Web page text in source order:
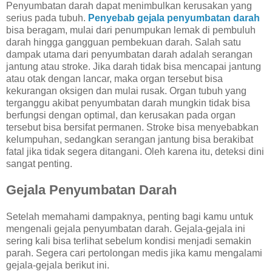
Penyumbatan darah dapat menimbulkan kerusakan yang
serius pada tubuh. Penyebab gejala penyumbatan darah
bisa beragam, mulai dari penumpukan lemak di pembuluh
darah hingga gangguan pembekuan darah. Salah satu
dampak utama dari penyumbatan darah adalah serangan
jantung atau stroke. Jika darah tidak bisa mencapai jantung
atau otak dengan lancar, maka organ tersebut bisa
kekurangan oksigen dan mulai rusak. Organ tubuh yang
terganggu akibat penyumbatan darah mungkin tidak bisa
berfungsi dengan optimal, dan kerusakan pada organ
tersebut bisa bersifat permanen. Stroke bisa menyebabkan
kelumpuhan, sedangkan serangan jantung bisa berakibat
fatal jika tidak segera ditangani. Oleh karena itu, deteksi dini
sangat penting.
Gejala Penyumbatan Darah
Setelah memahami dampaknya, penting bagi kamu untuk
mengenali gejala penyumbatan darah. Gejala-gejala ini
sering kali bisa terlihat sebelum kondisi menjadi semakin
parah. Segera cari pertolongan medis jika kamu mengalami
gejala-gejala berikut ini.